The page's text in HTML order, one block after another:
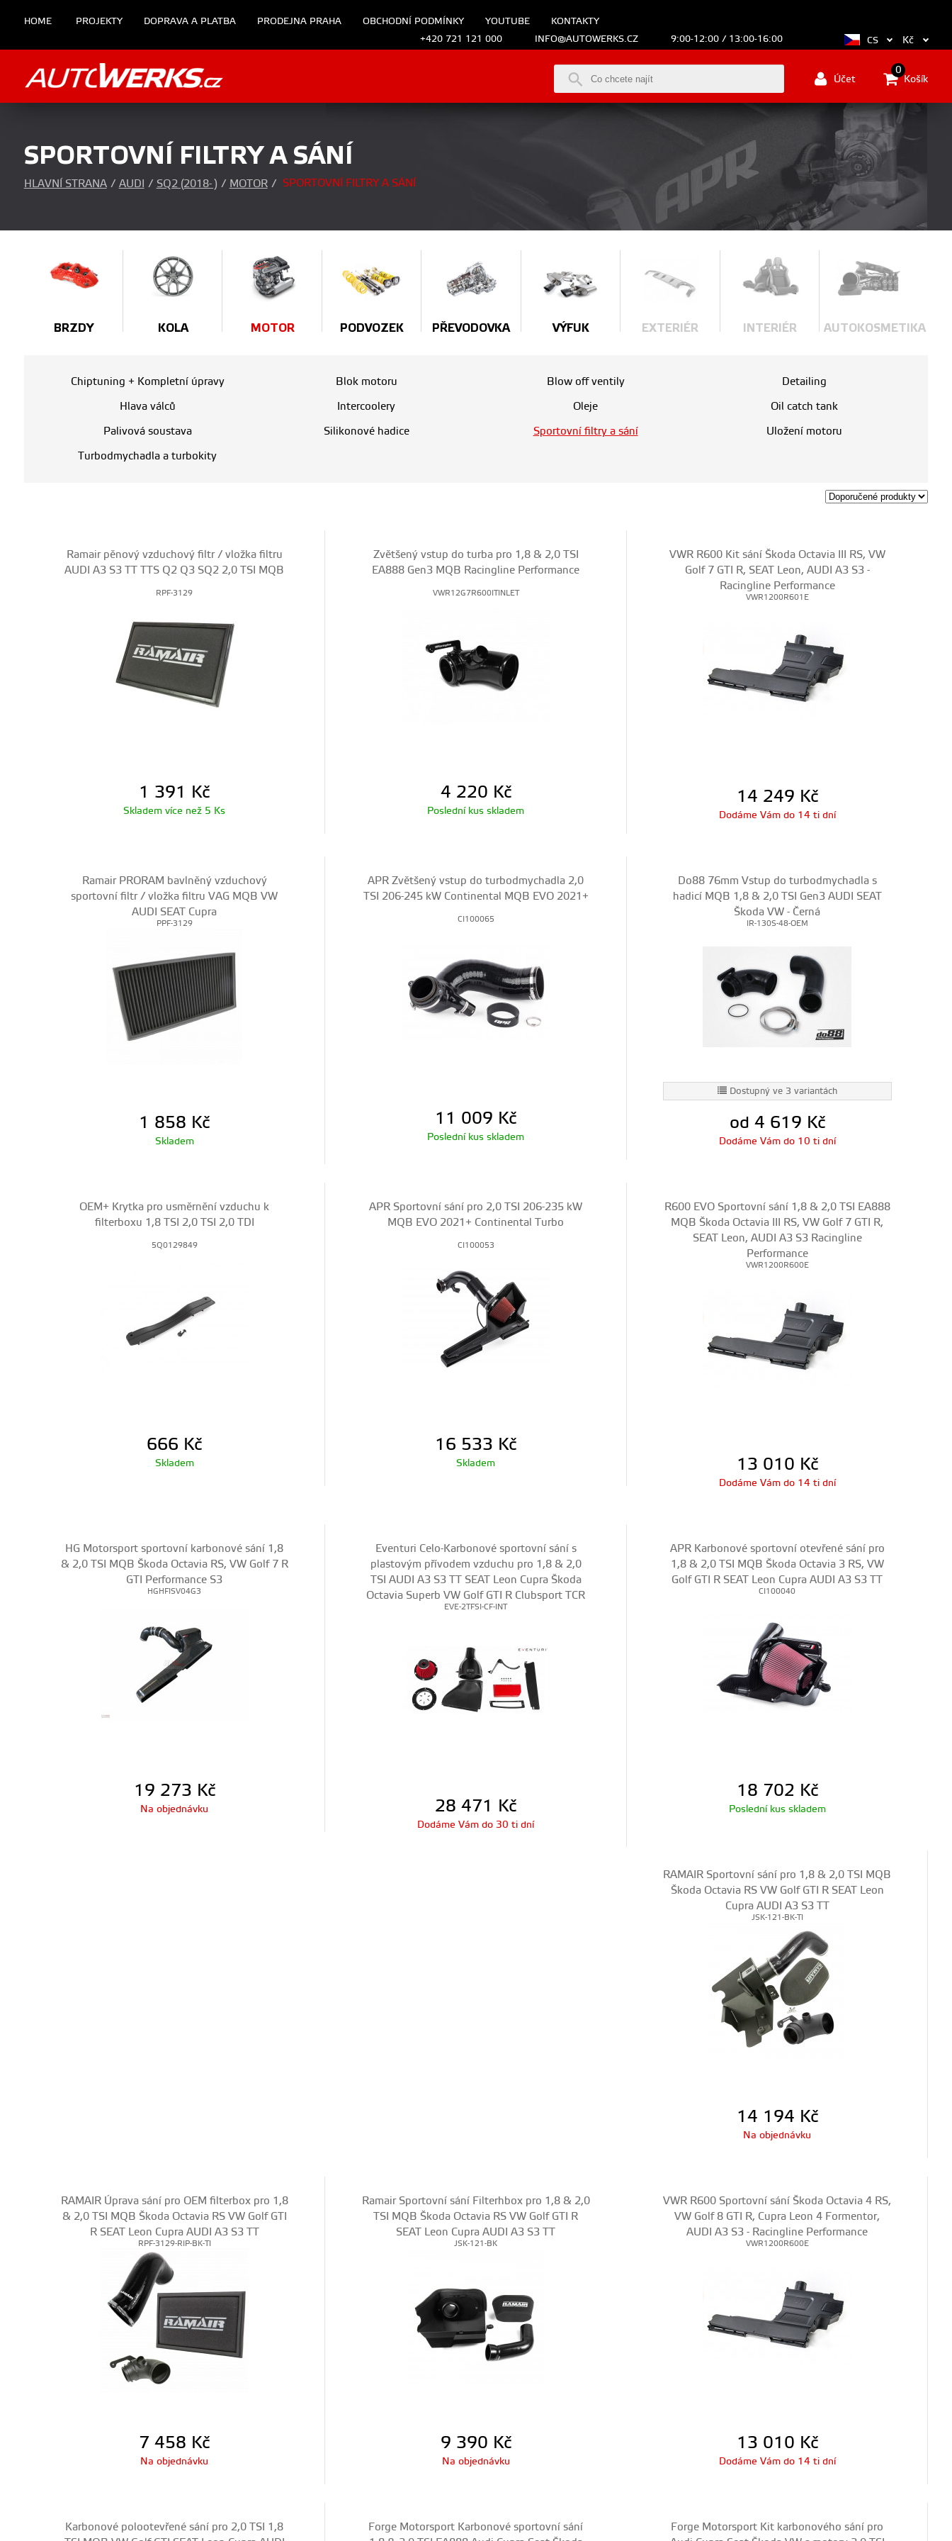
HOME PROJEKTY DOPRAVA A PLATBA PRODEJNA PRAHA OBCHODNÍ PODMÍNKY YOUTUBE
KONTAKTY
+420 721 121 000
INFO@AUTOWERKS.CZ 9:00-12:00 / 13:00-16:00 CS Kč
Účet Košík
0
SPORTOVNÍ FILTRY A SÁNÍ
HLAVNÍ STRANA / AUDI / SQ2 (2018- ) / MOTOR / SPORTOVNÍ FILTRY A SÁNÍ
BRZDY KOLA MOTOR PODVOZEK PŘEVODOVKA VÝFUK EXTERIÉR INTERIÉR AUTOKOSMETIKA
Chiptuning + Kompletní úpravy Blok motoru Blow off ventily
Detailing
Hlava válců
Intercoolery Oleje
Oil catch tank
Palivová soustava
Silikonové hadice Sportovní filtry a sání
Uložení motoru
Turbodmychadla a turbokity
Ramair pěnový vzduchový filtr / vložka filtru
AUDI A3 S3 TT TTS Q2 Q3 SQ2 2,0 TSI MQB
RPF-3129
1 391 Kč
Skladem více než 5 Ks
Zvětšený vstup do turba pro 1,8 & 2,0 TSI
EA888 Gen3 MQB Racingline Performance
VWR12G7R600ITINLET
4 220 Kč
Poslední kus skladem
VWR R600 Kit sání Škoda Octavia III RS, VW
Golf 7 GTI R, SEAT Leon, AUDI A3 S3 -
Racingline Performance
VWR1200R601E
14 249 Kč
Dodáme Vám do 14 ti dní
Ramair PRORAM bavlněný vzduchový
sportovní filtr / vložka filtru VAG MQB VW
AUDI SEAT Cupra
PPF-3129
1 858 Kč
Skladem
APR Zvětšený vstup do turbodmychadla 2,0
TSI 206-245 kW Continental MQB EVO 2021+
CI100065
11 009 Kč
Poslední kus skladem
Do88 76mm Vstup do turbodmychadla s
hadicí MQB 1,8 & 2,0 TSI Gen3 AUDI SEAT
Škoda VW - Černá
IR-130S-48-OEM
Dostupný ve 3 variantách
od 4 619 Kč
Dodáme Vám do 10 ti dní
OEM+ Krytka pro usměrnění vzduchu k
filterboxu 1,8 TSI 2,0 TSI 2,0 TDI
5Q0129849
666 Kč
Skladem
APR Sportovní sání pro 2,0 TSI 206-235 kW
MQB EVO 2021+ Continental Turbo
CI100053
16 533 Kč
Skladem
R600 EVO Sportovní sání 1,8 & 2,0 TSI EA888
MQB Škoda Octavia III RS, VW Golf 7 GTI R,
SEAT Leon, AUDI A3 S3 Racingline
Performance
VWR1200R600E
13 010 Kč
Dodáme Vám do 14 ti dní
HG Motorsport sportovní karbonové sání 1,8
& 2,0 TSI MQB Škoda Octavia RS, VW Golf 7 R
GTI Performance S3
HGHFISV04G3
19 273 Kč
Na objednávku
Eventuri Celo-Karbonové sportovní sání s
plastovým přívodem vzduchu pro 1,8 & 2,0
TSI AUDI A3 S3 TT SEAT Leon Cupra Škoda
Octavia Superb VW Golf GTI R Clubsport TCR
EVE-2TFSI-CF-INT
28 471 Kč
Dodáme Vám do 30 ti dní
APR Karbonové sportovní otevřené sání pro
1,8 & 2,0 TSI MQB Škoda Octavia 3 RS, VW
Golf GTI R SEAT Leon Cupra AUDI A3 S3 TT
CI100040
18 702 Kč
Poslední kus skladem
RAMAIR Sportovní sání pro 1,8 & 2,0 TSI MQB
Škoda Octavia RS VW Golf GTI R SEAT Leon
Cupra AUDI A3 S3 TT
JSK-121-BK-TI
14 194 Kč
Na objednávku
RAMAIR Úprava sání pro OEM filterbox pro 1,8
& 2,0 TSI MQB Škoda Octavia RS VW Golf GTI
R SEAT Leon Cupra AUDI A3 S3 TT
RPF-3129-RIP-BK-TI
7 458 Kč
Na objednávku
Ramair Sportovní sání Filterhbox pro 1,8 & 2,0
TSI MQB Škoda Octavia RS VW Golf GTI R
SEAT Leon Cupra AUDI A3 S3 TT
JSK-121-BK
9 390 Kč
Na objednávku
VWR R600 Sportovní sání Škoda Octavia 4 RS,
VW Golf 8 GTI R, Cupra Leon 4 Formentor,
AUDI A3 S3 - Racingline Performance
VWR1200R600E
13 010 Kč
Dodáme Vám do 14 ti dní
Karbonové polootevřené sání pro 2,0 TSI 1,8
Forge Motorsport Karbonové sportovní sání
Forge Motorsport Kit karbonového sání pro